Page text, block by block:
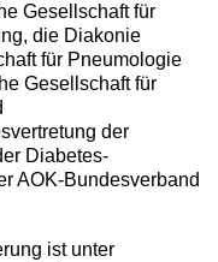
Gesellschaft für
die Diakonie
für Pneumologie
Gesellschaft für
der
Diabetes-
AOK-Bundesverband
ist unter